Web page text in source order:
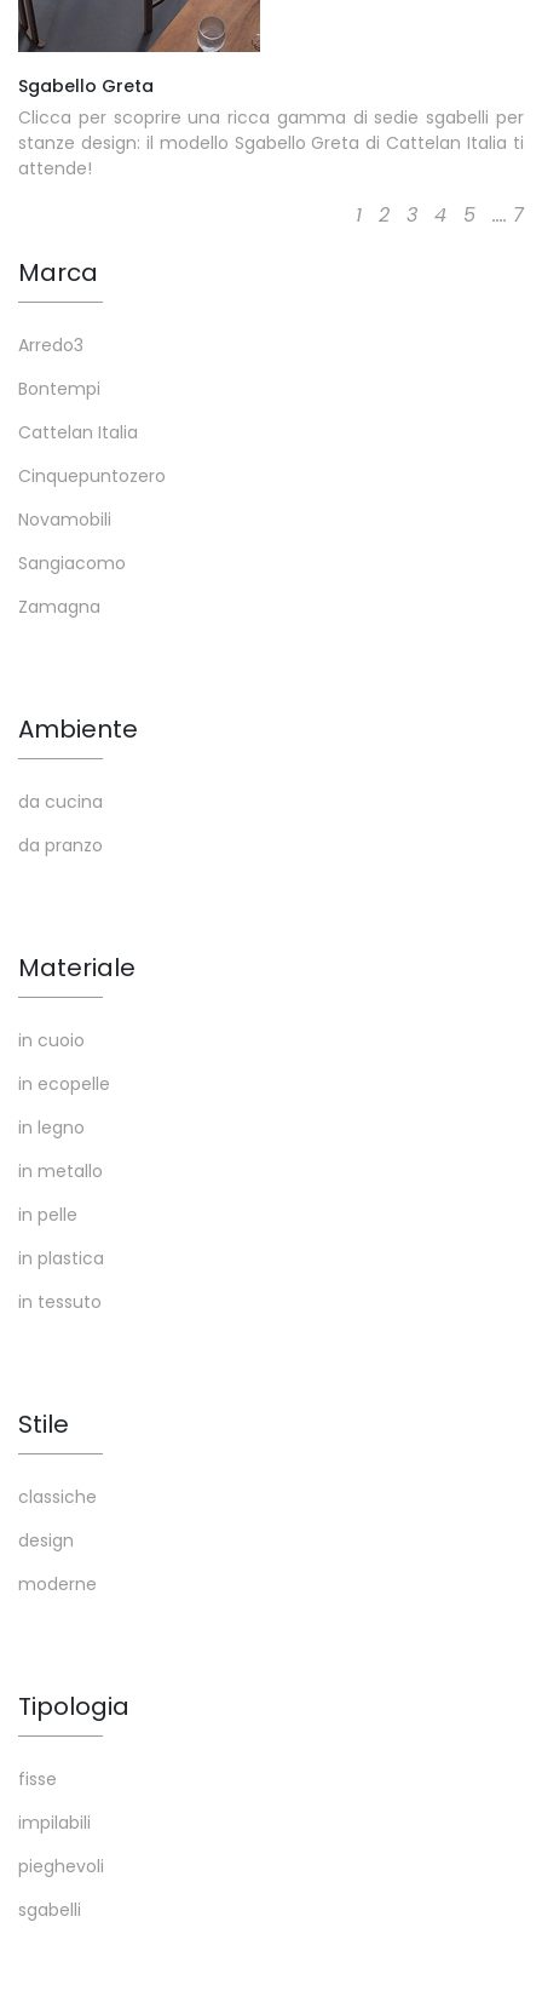
Sgabello Greta
Clicca per scoprire una ricca gamma di sedie sgabelli per
stanze design: il modello Sgabello Greta di Cattelan Italia ti
attende!
1 2 3 4 5 .... 7
Marca
Arredo3
Bontempi
Cattelan Italia
Cinquepuntozero
Novamobili
Sangiacomo
Zamagna
Ambiente
da cucina
da pranzo
Materiale
in cuoio
in ecopelle
in legno
in metallo
in pelle
in plastica
in tessuto
Stile
classiche
design
moderne
Tipologia
fisse
impilabili
pieghevoli
sgabelli